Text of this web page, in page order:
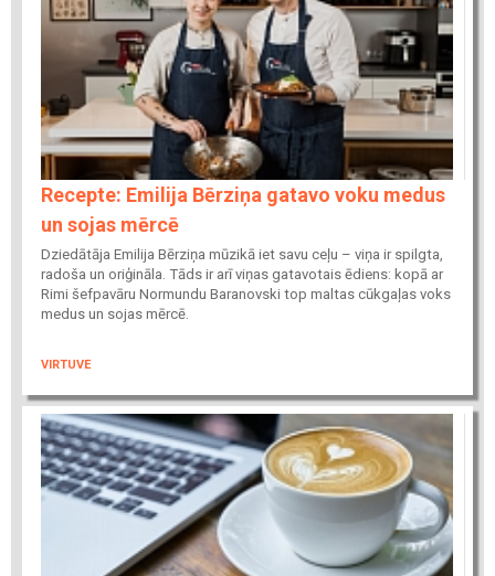
Recepte: Emilija Bērziņa gatavo voku medus
un sojas mērcē
Dziedātāja Emilija Bērziņa mūzikā iet savu ceļu – viņa ir spilgta,
radoša un oriģināla. Tāds ir arī viņas gatavotais ēdiens: kopā ar
Rimi šefpavāru Normundu Baranovski top maltas cūkgaļas voks
medus un sojas mērcē.
VIRTUVE